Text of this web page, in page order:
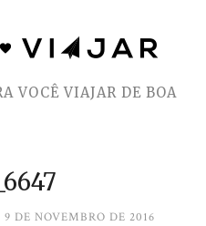
VOCÊ VIAJAR DE BOA
9 DE NOVEMBRO DE 2016